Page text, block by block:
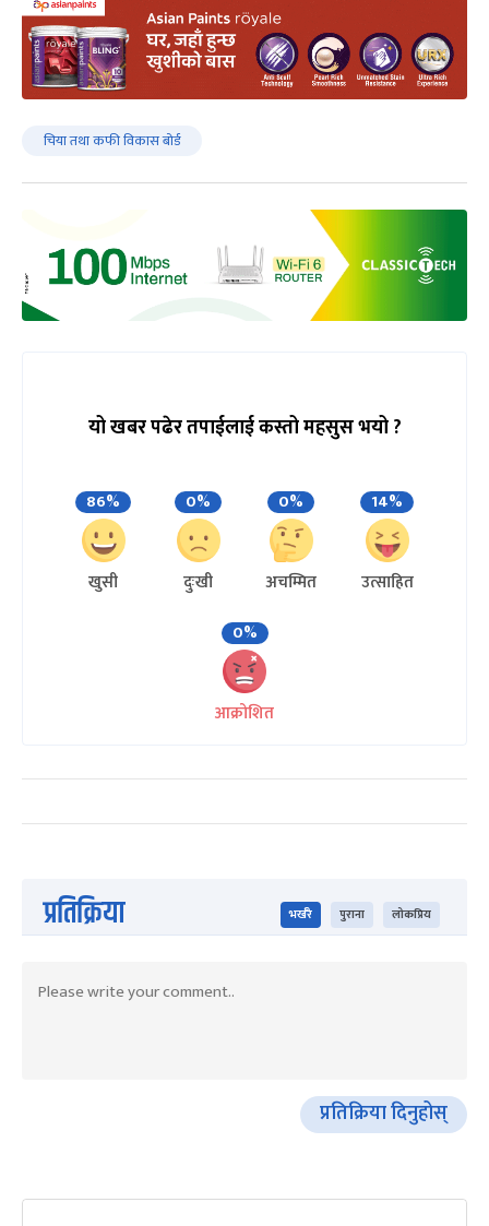
चिया तथा कफी विकास बोर्ड
यो खबर पढेर तपाईलाई कस्तो महसुस भयो ?
86%
खुसी
0%
दुःखी
0%
अचम्मित
14%
उत्साहित
0%
आक्रोशित
प्रतिक्रिया भर्खरै पुराना लोकप्रिय
प्रतिक्रिया दिनुहोस्